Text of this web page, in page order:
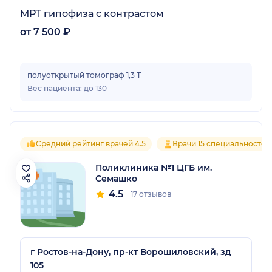
МРТ гипофиза с контрастом
от 7 500 ₽
полуоткрытый томограф 1,3 Т
Вес пациента: до 130
Средний рейтинг врачей 4.5 Врачи 15 специальностей
Поликлиника №1 ЦГБ им.
Семашко
4.5 17 отзывов
г Ростов-на-Дону, пр-кт Ворошиловский, зд
105